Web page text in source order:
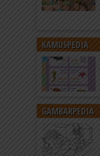
KAMUSPEDIA
GAMBARPEDIA